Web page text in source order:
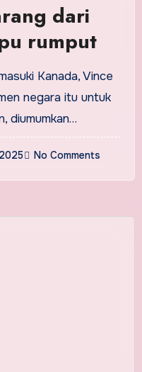
dari
rumput
negara itu untuk
diumumkan…
No Comments